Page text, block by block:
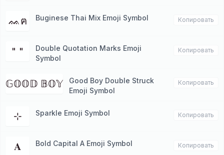
ᨐฅ Buginese Thai Mix Emoji Symbol Копировать
" "
Double Quotation Marks Emoji
Symbol
Копировать
𝔾𝕆𝕆𝔻 𝔹𝕆𝕐
Good Boy Double Struck
Emoji Symbol
Копировать
⊹ Sparkle Emoji Symbol Копировать
𝐀 Bold Capital A Emoji Symbol Копировать